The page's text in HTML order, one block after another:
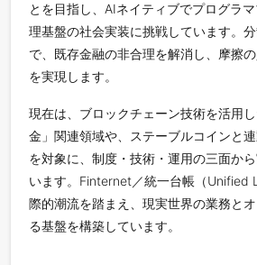
とを目指し、AIネイティブでプログラ
理基盤の社会実装に挑戦しています。
で、既存金融の非合理を解消し、摩擦
を実現します。
現在は、ブロックチェーン技術を活用
金」関連領域や、ステーブルコインと
を対象に、制度・技術・運用の三面か
います。Finternet／統一台帳（Unified
際的潮流を踏まえ、現実世界の業務と
る基盤を構築しています。